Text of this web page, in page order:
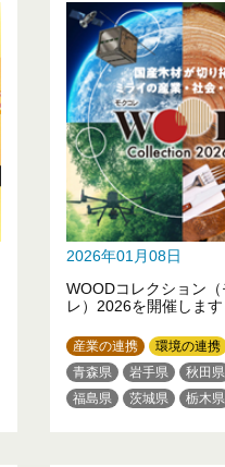
2026年01月08日
WOODコレクション（
レ）2026を開催します
産業の連携 環境の連携
青森県
岩手県 秋田県
福島県
茨城県 栃木県